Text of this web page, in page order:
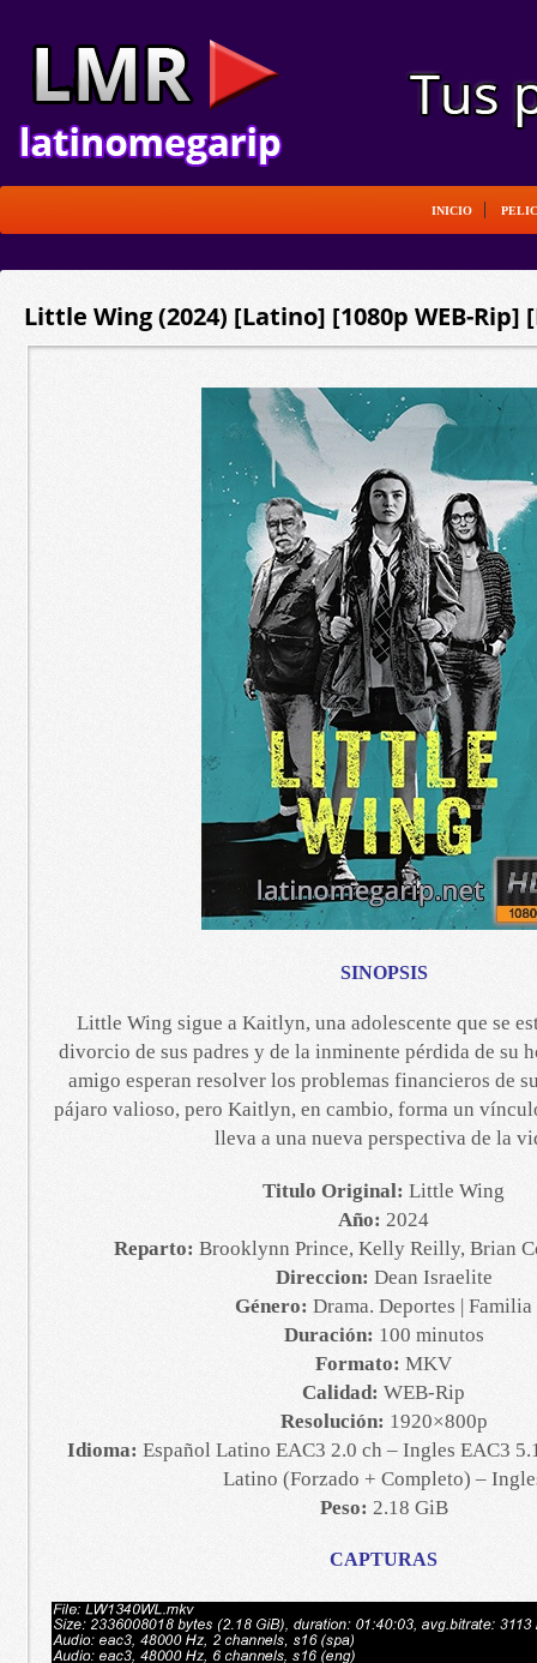
INICIO
Little Wing (2024) [Latino] [1080p WEB-Rip]
SINOPSIS
Little Wing sigue a Kaitlyn, una adolescente que se
divorcio de sus padres y de la inminente pérdida de su
amigo esperan resolver los problemas financieros de
pájaro valioso, pero Kaitlyn, en cambio, forma un
lleva a una nueva perspectiva de la
Titulo Original: Little Wing
Año: 2024
Reparto: Brooklynn Prince, Kelly Reilly, Brian
Direccion: Dean Israelite
Género: Drama. Deportes | Familia
Duración: 100 minutos
Formato: MKV
Calidad: WEB-Rip
Resolución: 1920×800p
Idioma: Español Latino EAC3 2.0 ch – Ingles EAC3
Latino (Forzado + Completo) –
Peso: 2.18 GiB
CAPTURAS